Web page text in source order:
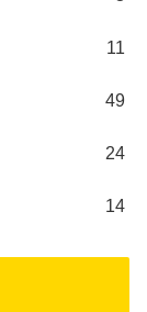
11
49
24
14